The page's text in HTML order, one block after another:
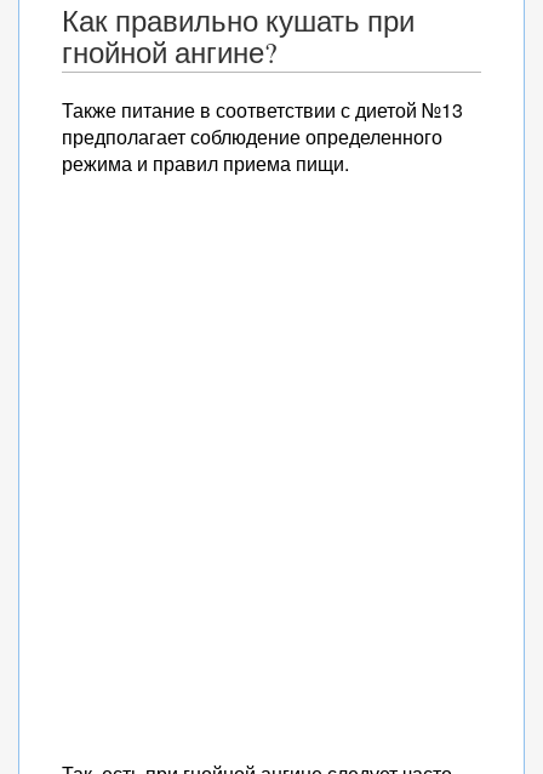
Как правильно кушать при
гнойной ангине?
Также питание в соответствии с диетой №13
предполагает соблюдение определенного
режима и правил приема пищи.